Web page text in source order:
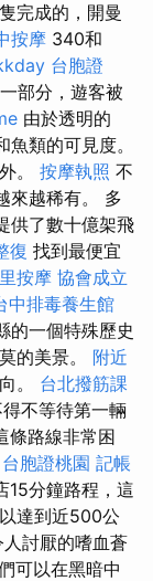
完成的，開曼
按摩 340和
台胞證
部分，遊客被
由於透明的
類的可見度。
。 按摩執照 不
來越稀有。 多
供了數十億架飛
復 找到最便宜
按摩 協會成立
中排毒養生館
的一個特殊歷史
的美景。 附近
。 台北撥筋課
不等待第一輛
條路線非常困
台胞證桃園 記帳
15分鐘路程，這
達到近500公
討厭的嗜血蒼
可以在黑暗中